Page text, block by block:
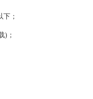
；
)；